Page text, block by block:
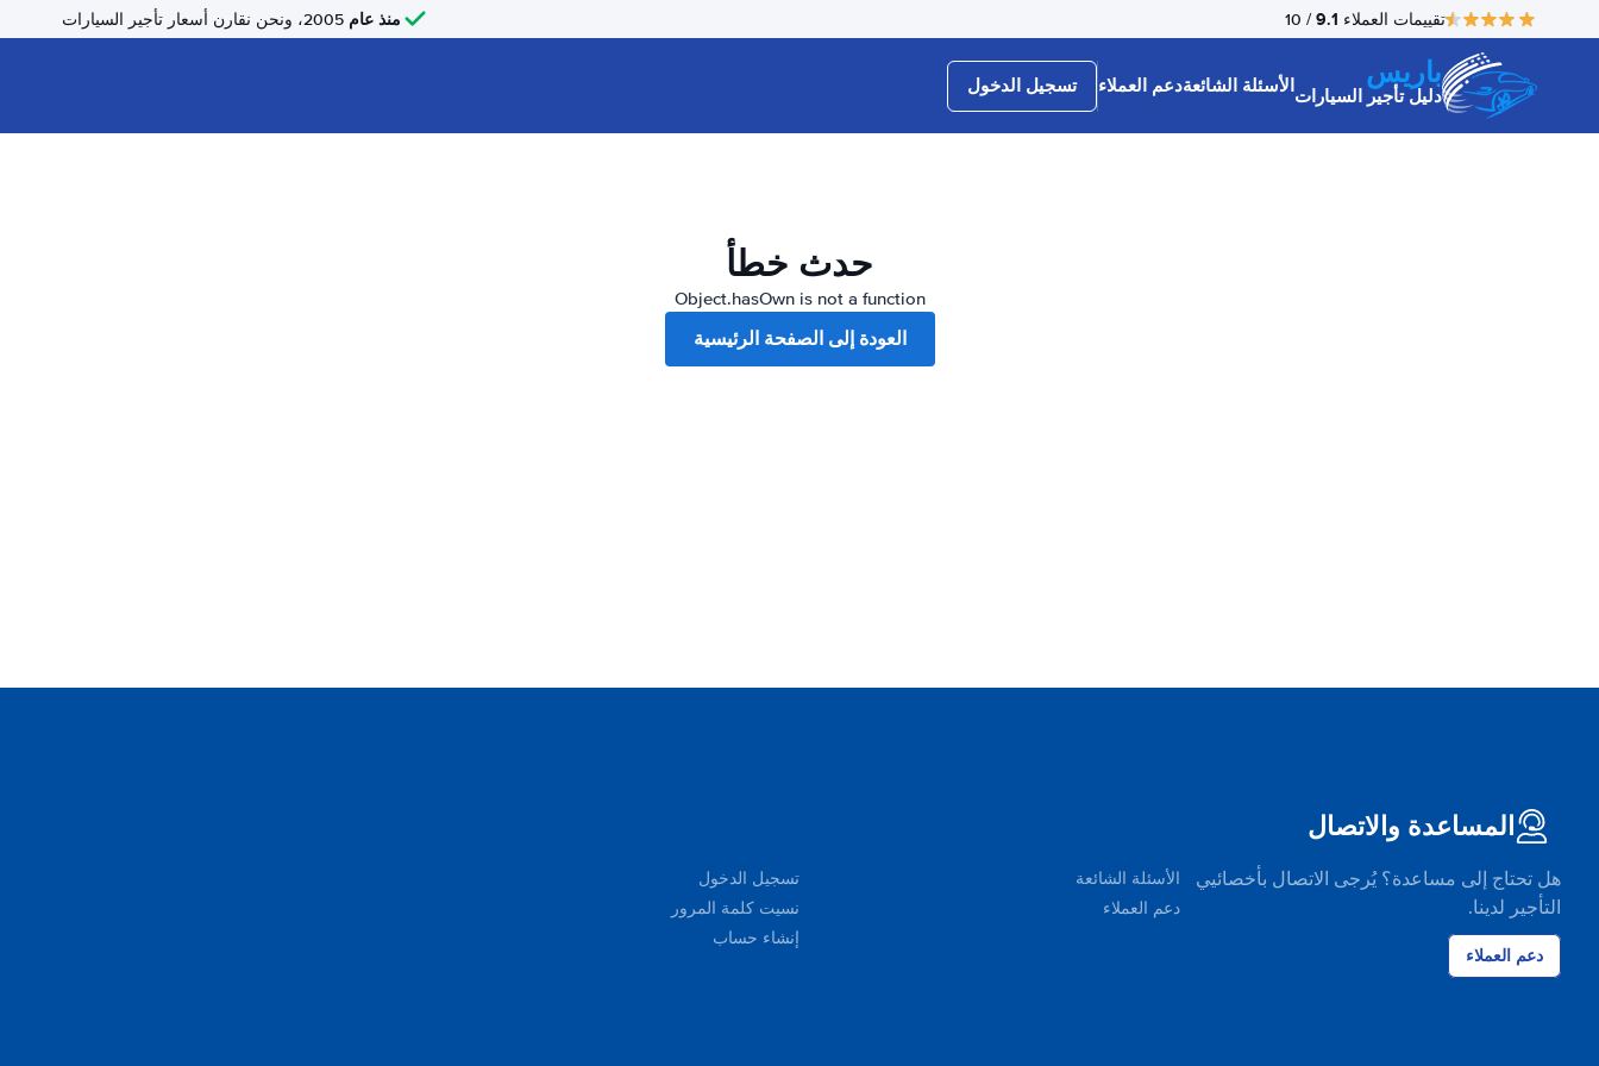
تقييمات العملاء 9.1
/ 10 منذ عام
باريس
دليل تأجير السياراتالأسئلة الشائعةدعم العملاء تسجيل الدخول
حدث خطأ
Object.hasOwn is not a function
العودة إلى الصفحة الرئيسية
المساعدة والاتصال
هل تحتاج إلى مساعدة؟ يُرجى الاتصال بأخصائيي
التأجير لدينا.
دعم العملاء
الأسئلة الشائعة
دعم العملاء
تسجيل الدخول
نسيت كلمة المرور
إنشاء حساب